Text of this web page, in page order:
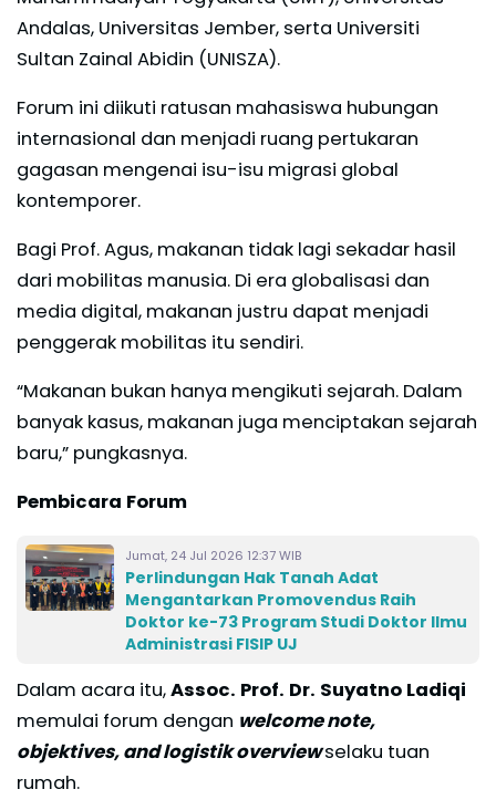
Andalas, Universitas Jember, serta Universiti
Sultan Zainal Abidin (UNISZA).
Forum ini diikuti ratusan mahasiswa hubungan
internasional dan menjadi ruang pertukaran
gagasan mengenai isu-isu migrasi global
kontemporer.
Bagi Prof. Agus, makanan tidak lagi sekadar hasil
dari mobilitas manusia. Di era globalisasi dan
media digital, makanan justru dapat menjadi
penggerak mobilitas itu sendiri.
“Makanan bukan hanya mengikuti sejarah. Dalam
banyak kasus, makanan juga menciptakan sejarah
baru,” pungkasnya.
Pembicara Forum
Jumat, 24 Jul 2026 12:37 WIB
Perlindungan Hak Tanah Adat
Mengantarkan Promovendus Raih
Doktor ke-73 Program Studi Doktor Ilmu
Administrasi FISIP UJ
Dalam acara itu,Assoc. Prof. Dr. Suyatno Ladiqi
memulai forum dengan welcome note,
objektives, and logistik overviewselaku tuan
rumah.